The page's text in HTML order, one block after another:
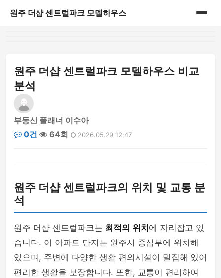
원주 더샵 센트럴파크 모델하우스
원주 더샵 센트럴파크 모델하우스 비교
분석
부동산 플래너 이수아
0건
64회 2026.05.29 12:47
원주 더샵 센트럴파크의 위치 및 교통 분
석
원주 더샵 센트럴파크는 최적의 위치 에 자리잡고 있
습니다. 이 아파트 단지는 원주시 중심부에 위치해
있으며, 주변에 다양한 생활 편의시설이 밀집해 있어
편리한 생활을 보장합니다. 또한, 교통이 편리하여